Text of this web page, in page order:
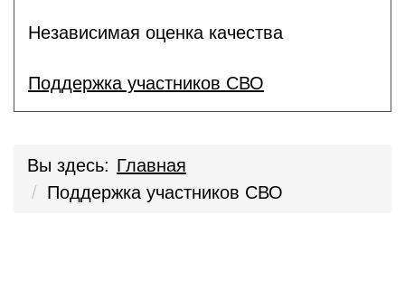
Независимая оценка качества
Поддержка участников СВО
Вы здесь: Главная
Поддержка участников СВО